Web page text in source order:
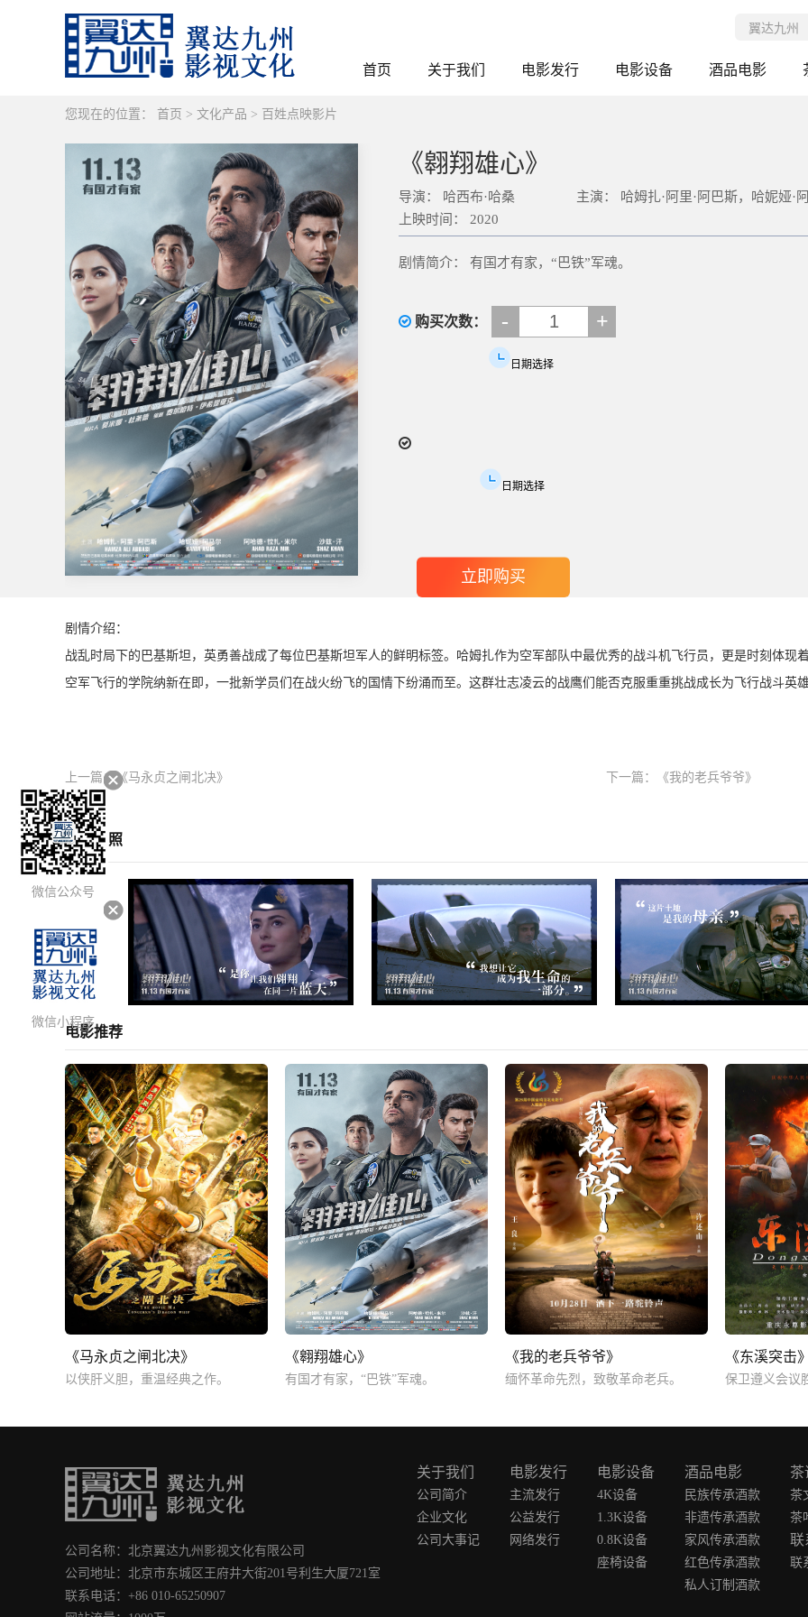
首页 关于我们 电影发行 电影设备 酒品电影
您现在的位置： 首页 > 文化产品 > 百姓点映影片
《翱翔雄心》
导演： 哈西布·哈桑 主演：
哈姆扎·阿里·阿巴斯，哈妮娅·
上映时间：
2020
剧情简介： 有国才有家，“巴铁”军魂。
购买次数： - +
日期选择
日期选择
剧情介绍：
战乱时局下的巴基斯坦，英勇善战成了每位巴基斯坦军人的鲜明标签。哈姆扎作为空军部队中最优秀的战斗机飞行员，更是时刻体现
空军飞行的学院纳新在即，一批新学员们在战火纷飞的国情下纷涌而至。这群壮志凌云的战鹰们能否克服重重挑战成长为飞行战斗英
上一篇：《马永贞之闸北决》 下一篇： 《我的老兵爷爷》
影片剧照
<
电影推荐
《马永贞之闸北决》
以侠肝义胆，重温经典之作。
《翱翔雄心》
有国才有家，“巴铁”军魂。
《我的老兵爷爷》
缅怀革命先烈，致敬革命老兵。
《东溪突击
微信公众号
微信小程序
公司名称：北京翼达九州影视文化有限公司
公司地址：北京市东城区王府井大街201号利生大厦721室
联系电话：+86 010-65250907
关于我们
公司简介
企业文化
公司大事记
电影发行
主流发行
公益发行
网络发行
电影设备
4K设备
1.3K设备
0.8K设备
座椅设备
酒品电影
民族传承酒款
非遗传承酒款
家风传承酒款
红色传承酒款
私人订制酒款
茶
茶
茶
联
联